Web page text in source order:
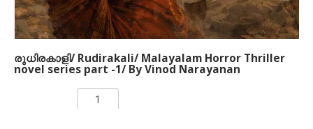
രുധിരകാളി/ Rudirakali/ Malayalam Horror Thriller
novel series part -1/ By Vinod Narayanan